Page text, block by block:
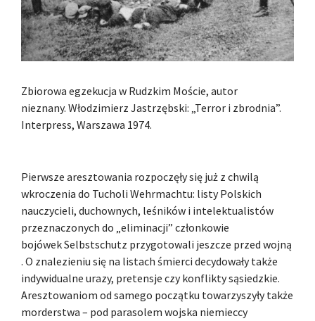
Zbiorowa egzekucja w Rudzkim Moście, autor
nieznany. Włodzimierz Jastrzębski: „Terror i zbrodnia”.
Interpress, Warszawa 1974.
Pierwsze aresztowania rozpoczęły się już z chwilą
wkroczenia do Tucholi Wehrmachtu: listy Polskich
nauczycieli, duchownych, leśników i intelektualistów
przeznaczonych do „eliminacji” członkowie
bojówek Selbstschutz przygotowali jeszcze przed wojną
. O znalezieniu się na listach śmierci decydowały także
indywidualne urazy, pretensje czy konflikty sąsiedzkie.
Aresztowaniom od samego początku towarzyszyły także
morderstwa – pod parasolem wojska niemieccy